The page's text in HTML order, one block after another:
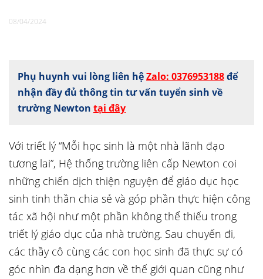
08/04/2024
Phụ huynh vui lòng liên hệZalo: 0376953188để
nhận đầy đủ thông tin tư vấn tuyển sinh về
trường Newton tại đây
Với triết lý “Mỗi học sinh là một nhà lãnh đạo
tương lai”, Hệ thống trường liên cấp Newton coi
những chiến dịch thiện nguyện để giáo dục học
sinh tinh thần chia sẻ và góp phần thực hiện công
tác xã hội như một phần không thể thiếu trong
triết lý giáo dục của nhà trường. Sau chuyến đi,
các thầy cô cùng các con học sinh đã thực sự có
góc nhìn đa dạng hơn về thế giới quan cũng như